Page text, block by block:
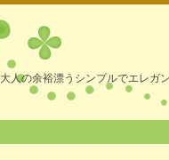
大人の余裕漂うシンプルでエレガ